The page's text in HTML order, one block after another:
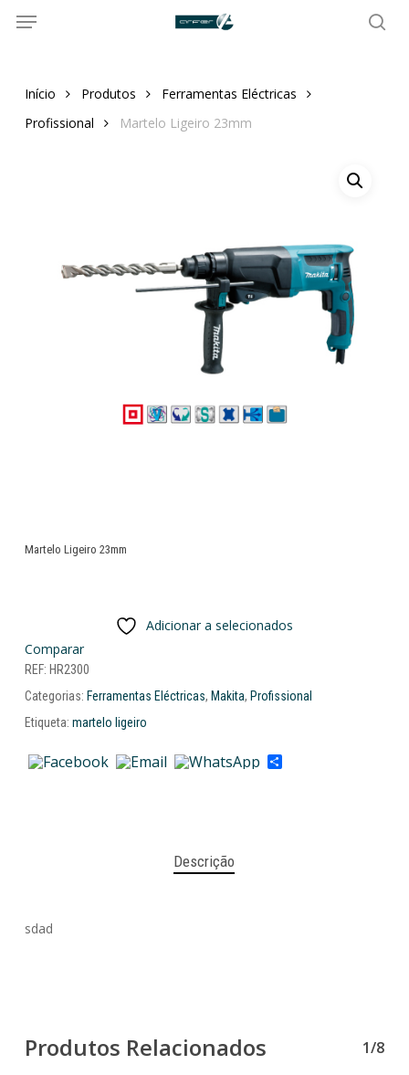
Menu
Início Produtos
Ferramentas Eléctricas
Profissional
Martelo Ligeiro 23mm
Martelo Ligeiro 23mm
Adicionar a selecionados
Comparar
REF: HR2300
Categorias: Ferramentas Eléctricas, Makita, Profissional
Etiqueta: martelo ligeiro
Share
Descrição
sdad
Produtos Relacionados 1/8